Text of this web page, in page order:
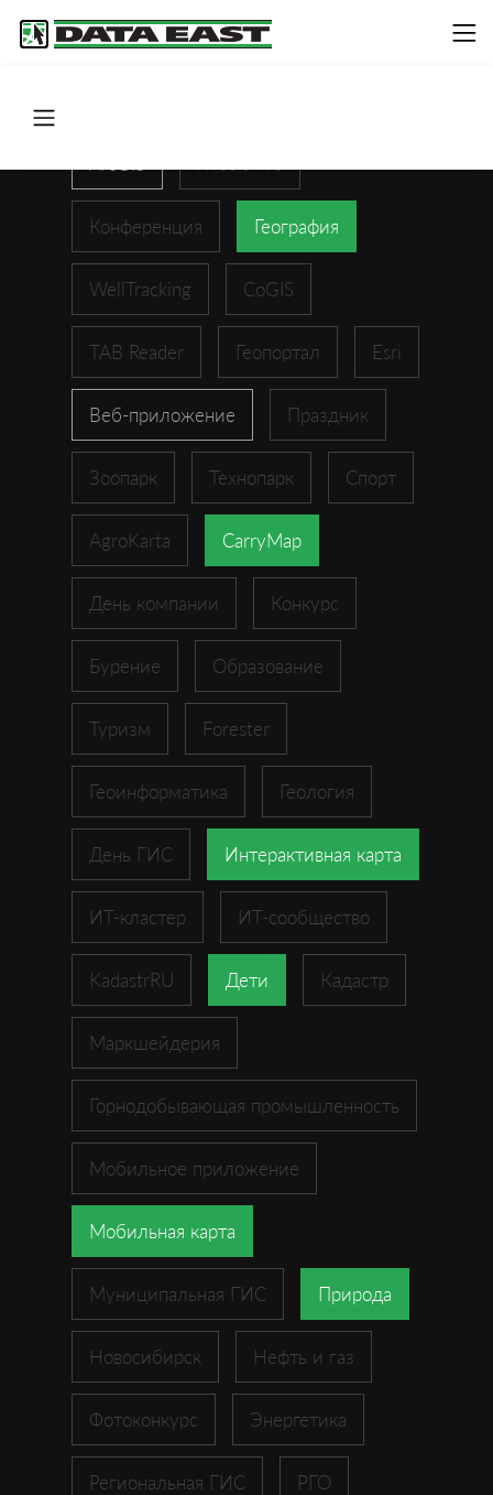
Конференция География
WellTracking CoGIS
TAB Reader Геопортал Esri
Веб-приложение Праздник
Зоопарк Технопарк Спорт
AgroKarta CarryMap
День компании Конкурс
Бурение Образование
Туризм Forester
Геоинформатика Геология
День ГИС Интерактивная карта
ИТ-кластер ИТ-сообщество
KadastrRU Дети Кадастр
Маркшейдерия
Горнодобывающая промышленность
Мобильное приложение
Мобильная карта
Муниципальная ГИС Природа
Новосибирск Нефть и газ
Фотоконкурс Энергетика
Региональная ГИС РГО